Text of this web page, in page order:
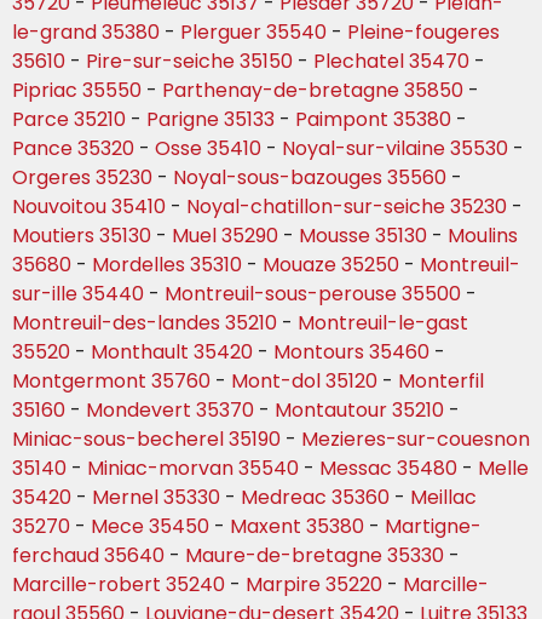
le-grand 35380 - Plerguer 35540 - Pleine-fougeres
35610 - Pire-sur-seiche 35150 - Plechatel 35470 -
Pipriac 35550 - Parthenay-de-bretagne 35850 -
Parce 35210 - Parigne 35133 - Paimpont 35380 -
Pance 35320 - Osse 35410 - Noyal-sur-vilaine 35530 -
Orgeres 35230 - Noyal-sous-bazouges 35560 -
Nouvoitou 35410 - Noyal-chatillon-sur-seiche 35230 -
Moutiers 35130 - Muel 35290 - Mousse 35130 - Moulins
35680 - Mordelles 35310 - Mouaze 35250 - Montreuil-
sur-ille 35440 - Montreuil-sous-perouse 35500 -
Montreuil-des-landes 35210 - Montreuil-le-gast
35520 - Monthault 35420 - Montours 35460 -
Montgermont 35760 - Mont-dol 35120 - Monterfil
35160 - Mondevert 35370 - Montautour 35210 -
Miniac-sous-becherel 35190 - Mezieres-sur-couesnon
35140 - Miniac-morvan 35540 - Messac 35480 - Melle
35420 - Mernel 35330 - Medreac 35360 - Meillac
35270 - Mece 35450 - Maxent 35380 - Martigne-
ferchaud 35640 - Maure-de-bretagne 35330 -
Marcille-robert 35240 - Marpire 35220 - Marcille-